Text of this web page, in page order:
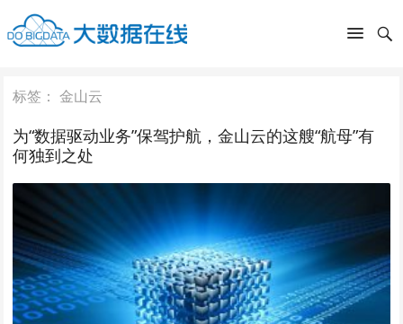
标签： 金山云
为“数据驱动业务”保驾护航，金山云的这艘“航母”有
何独到之处